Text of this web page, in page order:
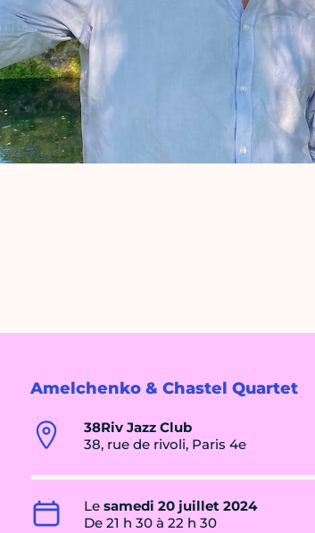
Amelchenko & Chastel Quartet
38Riv Jazz Club
38, rue de rivoli, Paris 4e
Le samedi 20 juillet 2024
De 21 h 30 à 22 h 30